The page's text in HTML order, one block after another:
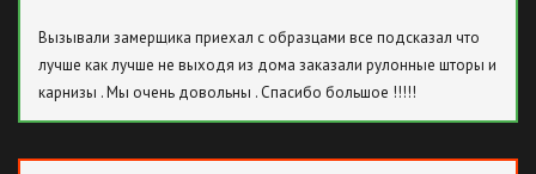
Вызывали замерщика приехал с образцами все подсказал что
лучше как лучше не выходя из дома заказали рулонные шторы и
карнизы . Мы очень довольны . Спасибо большое !!!!!